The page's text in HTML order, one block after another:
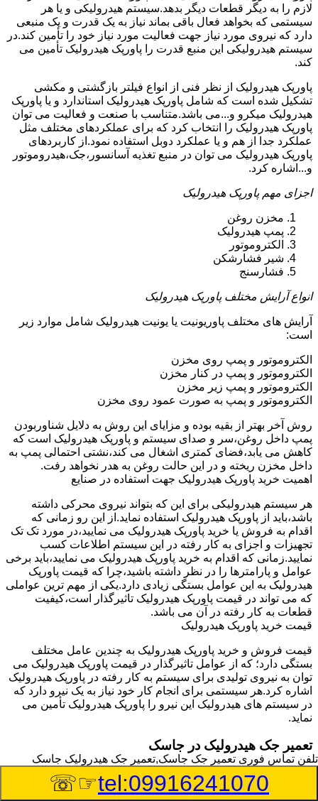
لازم را به دیگر قطعات دیگر بدهد.سیستم هیدرولیکی و یا هر
سیستمی که بخواهد فعال باقی بماند نیاز به یک قدرت و یک منبعی
دارد که نیروی مورد نیاز جهت فعالیت مورد نیاز خود را تأمین کند.در
سیستم هیدرولیکی این منبع قدرت را پاورپک هیدرولیک تأمین می
کند.
پاورپک هیدرولیک از نظر فنی از انواع فیلتر بازگشتی و مکشی
تشکیل شده است که شامل پاورپک هیدرولیک استاندارد و یا پاورپک
هیدرولیک میکرو و...می باشد.متناسب با صنعت و فعالیت می توان
پاورپک هیدرولیک را انتخاب کرد که برای عملکردهای مختلف مثل
عملکرد جدا از هم و یا عملکرد دوبل استفاده نمود.از کاربردهای
پاورپک هیدرولیک می توان در منبع تغذیه آسانسور،جک،هیدروموتور
و...اشاره کرد.
اجزای مهم پاورپک هیدرولیک
مخزن روغن
پمپ هیدرولیک
الکتروموتور
شیر فشارشکن
فشارسنج
انواع آرایش مختلف پاورپک هیدرولیک
آرایش های مختلف پاوریونیت یا یونیت هیدرولیک شامل موارد زیر
است:
الکتروموتور و پمپ روی مخزن
الکتروموتور و پمپ در کنار مخزن
الکتروموتور و پمپ زیر مخزن
الکتروموتور و پمپ به صورت عمود روی مخزن
روش آخر بهتر از بقیه بوده و مزایای این روش به دلایل شناوربودن
پمپ داخل روغن،سر و صدای سیستم و پاورپک هیدرولیک است که
کاهش می یابد،فضای کمتری اشغال می کند،نشتی احتمالی پمپ به
داخل مخزن ریخته و در این حالت روغن به هدر نخواهد رفت.
اهمیت خرید پاورپک هیدرولیک جهت استفاده در صنایع
هر سیستم هیدرولیکی برای این که بتواند نیروی محرکی داشته
باشد،باید از پاورپک هیدرولیک استفاده نماید.از این رو زمانی که
اقدام به فروش یا خرید پاورپک هیدرولیک می نمایید،در مورد تک تک
تجهیزات و اجزای به کار رفته در این سیستم اطلاعات کسب
نمایید.زمانی که اقدام به خرید پاورپک هیدرولیک می نمایید،باید برخی
عوامل و پارامترها را در نظر داشته باشید،چرا که قیمت پاورپک
هیدرولیک به این عوامل بستگی زیادی دارد.یکی از مهم ترین عواملی
که می تواند در قیمت پاورپک هیدرولیک تاثیرگذار است،کیفیت
قطعات به کار رفته در آن می باشد.
قیمت خرید پاورپک هیدرولیک
قیمت فروش و خرید پاورپک هیدرولیک به چندین عامل مختلف
بستگی دارد؛ که از عوامل تاثیرگذار در قیمت پاورپک هیدرولیک می
توان به نیروی تولیدی برای سیستم به کار رفته در پاورپک هیدرولیک
اشاره کرد.هر سیستمی برای انجام کار خود نیاز به یک نیرو دارد که
در سیستم های هیدرولیک این نیرو را پاورپک هیدرولیک تأمین می
نماید.
تعمیر جک هیدرولیک در جاسک
وسیله‎ای که با عملکرد خود موجب بلند شدن اهرم و یا وزن سنگین
در یک قسمت می گردد را جک هیدرولیک می نامند.جک هیدرولیک
تلفن تماس فوری تعمیر جک جاسک,تعمیر جک هیدرولیک جاسک
tel:09916241070
☞☏